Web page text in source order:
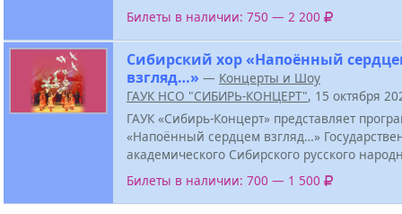
Билеты в наличии: 750 — 2 200
Сибирский хор «Напоённый
взгляд…» — Концерты и Шоу
ГАУК НСО "СИБИРЬ-КОНЦЕРТ", 15 октября
ГАУК «Сибирь-Концерт» представляет
«Напоённый сердцем взгляд…»
академического Сибирского русского
Билеты в наличии: 700 — 1 500